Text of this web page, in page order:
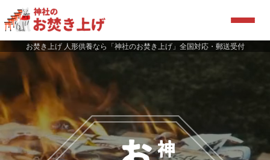
お焚き上げ 人形供養なら「神社のお焚き上げ」全国対応・郵送受付